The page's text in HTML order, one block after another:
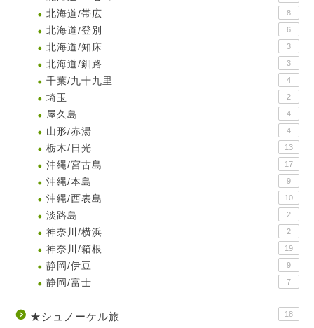
北海道/帯広 8
北海道/登別 6
北海道/知床 3
北海道/釧路 3
千葉/九十九里 4
埼玉 2
屋久島 4
山形/赤湯 4
栃木/日光 13
沖縄/宮古島 17
沖縄/本島 9
沖縄/西表島 10
淡路島 2
神奈川/横浜 2
神奈川/箱根 19
静岡/伊豆 9
静岡/富士 7
★シュノーケル旅 18